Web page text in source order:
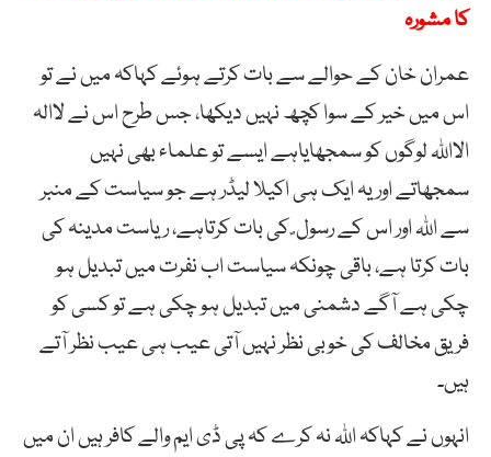
کا مشورہ
عمران خان کے حوالے سے بات کرتے ہوئے کہاکہ میں نے تو
اس میں خیر کے سوا کچھ نہیں دیکھا، جس طرح اس نے لاالہ
الااللہ لوگوں کو سمجھایاہے ایسے تو علماء بھی نہیں
سمجھاتے اور یہ ایک ہی اکیلا لیڈر ہے جو سیاست کے منبر
سے اللہ اور اس کے رسول ؐ کی بات کرتاہے، ریاست مدینہ کی
بات کرتا ہے، باقی چونکہ سیاست اب نفرت میں تبدیل ہو
چکی ہے آگے دشمنی میں تبدیل ہو چکی ہے تو کسی کو
فریق مخالف کی خوبی نظر نہیں آتی عیب ہی عیب نظر آتے
ہیں۔
انہوں نے کہاکہ اللہ نہ کرے کہ پی ڈی ایم والے کافر ہیں ان میں